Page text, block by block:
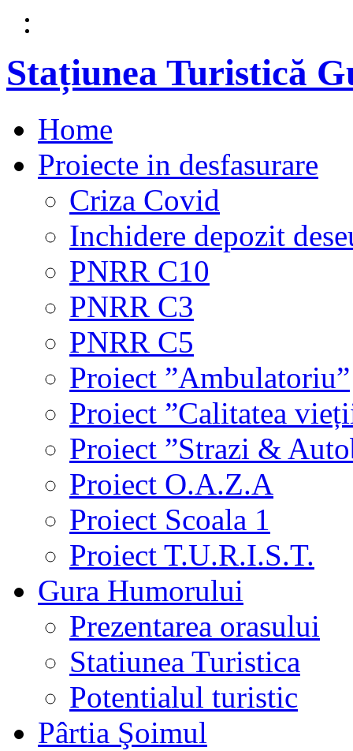
Stațiunea Turistică
Home
Proiecte in desfasurare
Criza Covid
Inchidere depozit
PNRR C10
PNRR C3
PNRR C5
Proiect ”Ambulatoriu”
Proiect ”Calitatea
Proiect ”Strazi &
Proiect O.A.Z.A
Proiect Scoala 1
Proiect T.U.R.I.S.T.
Gura Humorului
Prezentarea orasului
Statiunea Turistica
Potentialul turistic
Pârtia Şoimul